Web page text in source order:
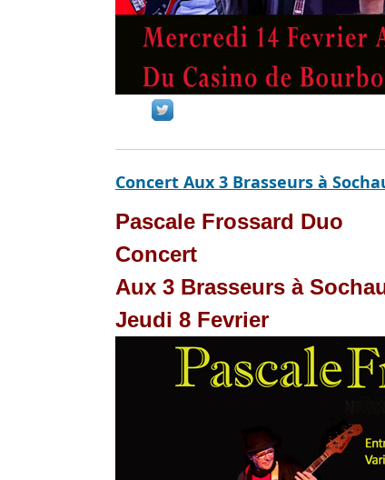
Concert Aux 3 Brasseurs à
Pascale Frossard Duo
Concert
Aux 3 Brasseurs à
Jeudi 8 Fevrier